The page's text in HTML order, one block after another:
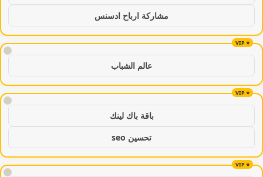
مشاركة ارباح ادسنس
!
عالم الشباب
!
باقة باك لينك
تحسين seo
!